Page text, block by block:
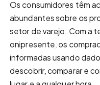
Os consumidores têm
abundantes sobre os
setor de varejo. Com a
onipresente, os
informadas usando
descobrir, comparar e